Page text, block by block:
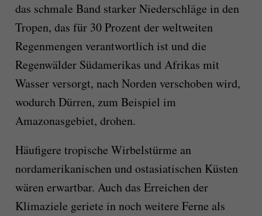
das schmale Band starker Niederschläge in den
Tropen, das für 30 Prozent der weltweiten
Regenmengen verantwortlich ist und die
Regenwälder Südamerikas und Afrikas mit
Wasser versorgt, nach Norden verschoben wird,
wodurch Dürren, zum Beispiel im
Amazonasgebiet, drohen.
Häufigere tropische Wirbelstürme an
nordamerikanischen und ostasiatischen Küsten
wären erwartbar. Auch das Erreichen der
Klimaziele geriete in noch weitere Ferne als